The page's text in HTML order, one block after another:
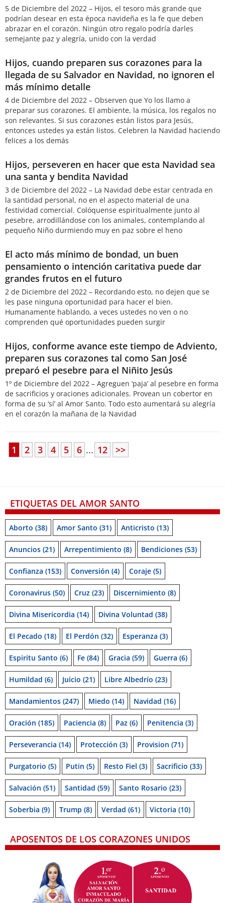
5 de Diciembre del 2022 – Hijos, el tesoro más grande que
podrían desear en esta época navideña es la fe que deben
abrazar en el corazón. Ningún otro regalo podría darles
semejante paz y alegría, unido con la verdad
Hijos, cuando preparen sus corazones para la
llegada de su Salvador en Navidad, no ignoren el
más mínimo detalle
4 de Diciembre del 2022 – Observen que Yo los llamo a
preparar sus corazones. El ambiente, la música, los regalos no
son relevantes. Si sus corazones están listos para Jesús,
entonces ustedes ya están listos. Celebren la Navidad haciendo
felices a los demás
Hijos, perseveren en hacer que esta Navidad sea
una santa y bendita Navidad
3 de Diciembre del 2022 – La Navidad debe estar centrada en
la santidad personal, no en el aspecto material de una
festividad comercial. Colóquense espiritualmente junto al
pesebre, arrodillándose con los animales, contemplando al
pequeño Niño durmiendo muy en paz sobre el heno
El acto más mínimo de bondad, un buen
pensamiento o intención caritativa puede dar
grandes frutos en el futuro
2 de Diciembre del 2022 – Recordando esto, no dejen que se
les pase ninguna oportunidad para hacer el bien.
Humanamente hablando, a veces ustedes no ven o no
comprenden qué oportunidades pueden surgir
Hijos, conforme avance este tiempo de Adviento,
preparen sus corazones tal como San José
preparó el pesebre para el Niñito Jesús
1º de Diciembre del 2022 – Agreguen ‘paja’ al pesebre en forma
de sacrificios y oraciones adicionales. Provean un cobertor en
forma de su ‘sí’ al Amor Santo. Todo esto aumentará su alegría
en el corazón la mañana de la Navidad
1 2 3 4 5 6 ... 12 >>
ETIQUETAS DEL AMOR SANTO
Aborto (38) Amor Santo (31) Anticristo (13)
Anuncios (21) Arrepentimiento (8) Bendiciones (53)
Confianza (153) Conversión (4) Coraje (5)
Coronavirus (50) Cruz (23) Discernimiento (8)
Divina Misericordia (14) Divina Voluntad (38)
El Pecado (18) El Perdón (32) Esperanza (3)
Espiritu Santo (6) Fe (84) Gracia (59) Guerra (6)
Humildad (6) Juicio (21) Libre Albedrío (23)
Mandamientos (247) Miedo (14) Navidad (16)
Oración (185) Paciencia (8) Paz (6) Penitencia (3)
Perseverancia (14) Protección (3) Provision (71)
Purgatorio (5) Putin (5) Resto Fiel (3) Sacrificio (33)
Salvación (51) Santidad (59) Santo Rosario (23)
Soberbia (9) Trump (8) Verdad (61) Victoria (10)
APOSENTOS DE LOS CORAZONES UNIDOS